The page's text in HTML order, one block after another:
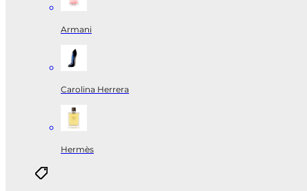
Armani
Carolina Herrera
Hermès